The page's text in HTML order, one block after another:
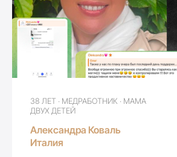
38 ЛЕТ · МЕДРАБОТНИК · МАМА
ДВУХ ДЕТЕЙ
Александра Коваль
Италия
$4M
Общий доход от инвестиций
5 000+
Спикер Boost Forum — 3 000 участников
Форум Big Money в Валенсии и форум Ицхака Пинтосевича в
Вене
Эксперт на телевидении по инвестициям в недвижимость и
11 квартир в Киеве · 200+ доходных сайтов · криптовалюта